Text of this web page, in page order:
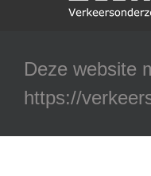
Deze website
https://